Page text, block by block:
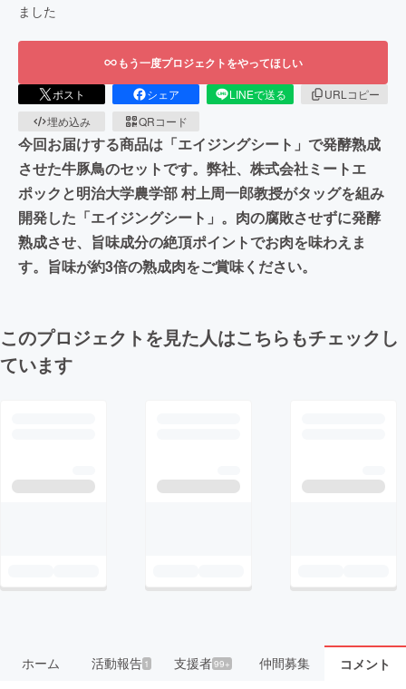
ました
もう一度プロジェクトをやってほしい
ポスト シェア LINEで送る
URLコピー
埋め込み
QRコード
今回お届けする商品は「エイジングシート」で発酵熟成
させた牛豚鳥のセットです。弊社、株式会社ミートエ
ポックと明治大学農学部 村上周一郎教授がタッグを組み
開発した「エイジングシート」。肉の腐敗させずに発酵
熟成させ、旨味成分の絶頂ポイントでお肉を味わえま
す。旨味が約3倍の熟成肉をご賞味ください。
このプロジェクトを見た人はこちらもチェックし
ています
ホーム 活動報告1 支援者99+ 仲間募集 コメント